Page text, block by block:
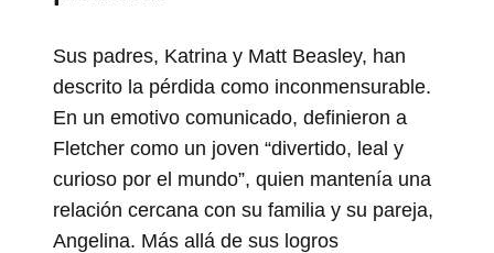
Sus padres, Katrina y Matt Beasley, han
descrito la pérdida como inconmensurable.
En un emotivo comunicado, definieron a
Fletcher como un joven “divertido, leal y
curioso por el mundo”, quien mantenía una
relación cercana con su familia y su pareja,
Angelina. Más allá de sus logros